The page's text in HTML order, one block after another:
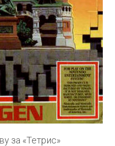
за «Тетрис»